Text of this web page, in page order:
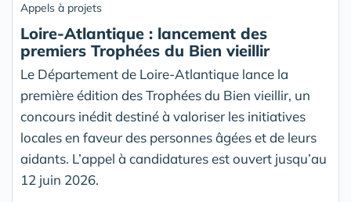
Appels à projets
Loire-Atlantique : lancement des
premiers Trophées du Bien vieillir
Le Département de Loire-Atlantique lance la
première édition des Trophées du Bien vieillir, un
concours inédit destiné à valoriser les initiatives
locales en faveur des personnes âgées et de leurs
aidants. L’appel à candidatures est ouvert jusqu’au
12 juin 2026.